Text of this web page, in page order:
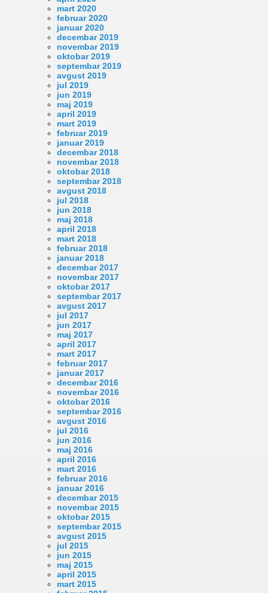
mart 2020
februar 2020
januar 2020
decembar 2019
novembar 2019
oktobar 2019
septembar 2019
avgust 2019
jul 2019
jun 2019
maj 2019
april 2019
mart 2019
februar 2019
januar 2019
decembar 2018
novembar 2018
oktobar 2018
septembar 2018
avgust 2018
jul 2018
jun 2018
maj 2018
april 2018
mart 2018
februar 2018
januar 2018
decembar 2017
novembar 2017
oktobar 2017
septembar 2017
avgust 2017
jul 2017
jun 2017
maj 2017
april 2017
mart 2017
februar 2017
januar 2017
decembar 2016
novembar 2016
oktobar 2016
septembar 2016
avgust 2016
jul 2016
jun 2016
maj 2016
april 2016
mart 2016
februar 2016
januar 2016
decembar 2015
novembar 2015
oktobar 2015
septembar 2015
avgust 2015
jul 2015
jun 2015
maj 2015
april 2015
mart 2015